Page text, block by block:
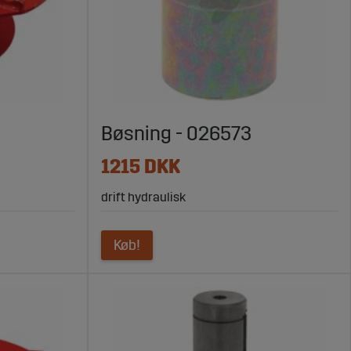
Bøsning - 026573
1215 DKK
drift hydraulisk
Køb!